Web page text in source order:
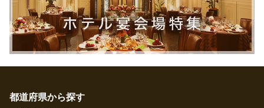
都道府県から探す